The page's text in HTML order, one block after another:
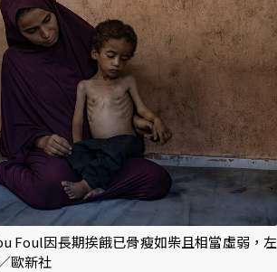
Foul因長期挨餓已骨瘦如柴且相當虛弱，左
歐新社